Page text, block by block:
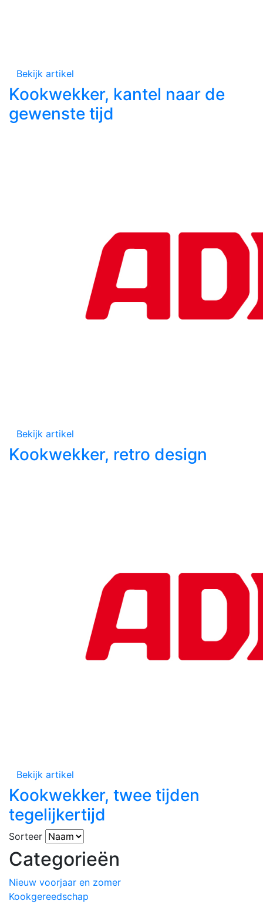
Bekijk artikel
Kookwekker, kantel naar de
gewenste tijd
Bekijk artikel
Kookwekker, retro design
Bekijk artikel
Kookwekker, twee tijden
tegelijkertijd
Sorteer
Categorieën
Nieuw voorjaar en zomer
Kookgereedschap